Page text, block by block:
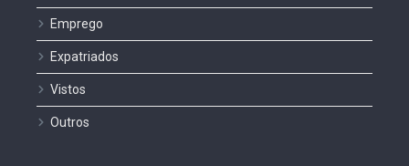
Emprego
Expatriados
Vistos
Outros